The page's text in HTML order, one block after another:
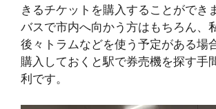
きるチケットを購入することができ
バスで市内へ向かう方はもちろん、
後々トラムなどを使う予定がある場
購入しておくと駅で券売機を探す手
利です。